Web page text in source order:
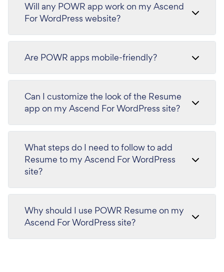
Will any POWR app work on my Ascend
For WordPress website?
Are POWR apps mobile-friendly?
Can I customize the look of the Resume
app on my Ascend For WordPress site?
What steps do I need to follow to add
Resume to my Ascend For WordPress
site?
Why should I use POWR Resume on my
Ascend For WordPress site?